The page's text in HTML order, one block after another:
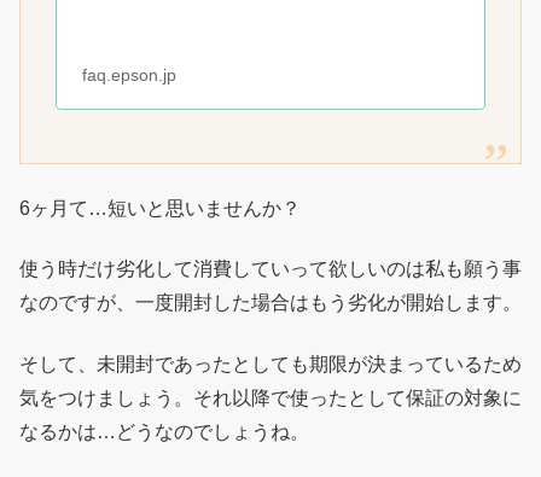
faq.epson.jp
6ヶ月て…短いと思いませんか？
使う時だけ劣化して消費していって欲しいのは私も願う事
なのですが、一度開封した場合はもう劣化が開始します。
そして、未開封であったとしても期限が決まっているため
気をつけましょう。それ以降で使ったとして保証の対象に
なるかは…どうなのでしょうね。